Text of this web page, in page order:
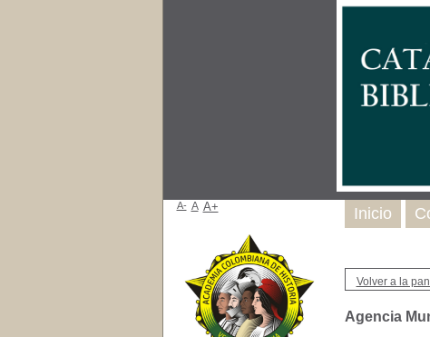
Volver a la
Agencia
Inicio
A- A A+